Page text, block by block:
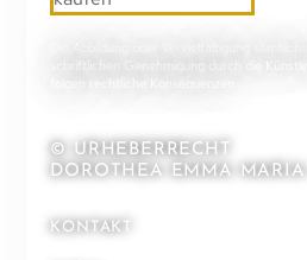
folgen rechtliche Konsequenzen.
© URHEBERRECHT
DOROTHEA EMMA MARIA
KONTAKT